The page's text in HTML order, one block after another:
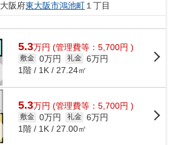
大阪府東大阪市鴻池町 １丁目
5.3万円 (管理費等：5,700円 )
敷金 0万円 礼金 6万円
1階 / 1K / 27.24㎡
5.3万円 (管理費等：5,700円 )
敷金 0万円 礼金 6万円
1階 / 1K / 27.00㎡